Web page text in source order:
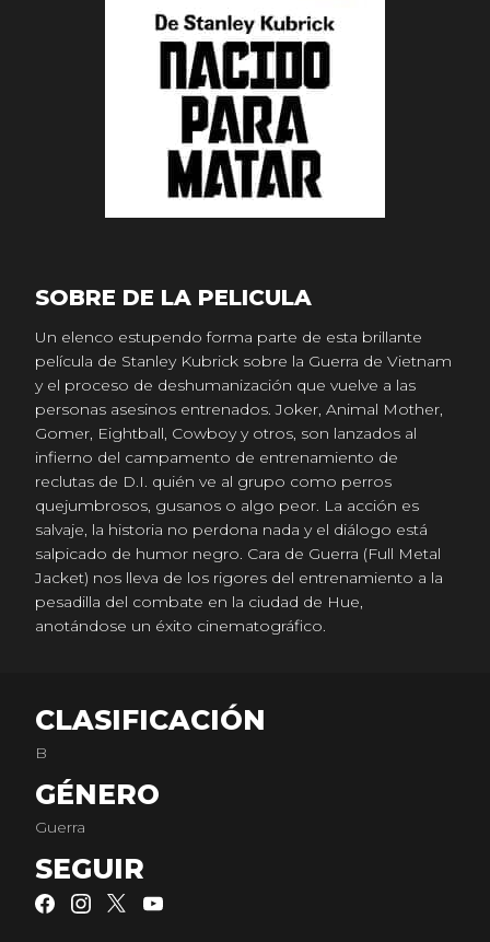
SOBRE DE LA PELICULA
Un elenco estupendo forma parte de esta brillante
película de Stanley Kubrick sobre la Guerra de Vietnam
y el proceso de deshumanización que vuelve a las
personas asesinos entrenados. Joker, Animal Mother,
Gomer, Eightball, Cowboy y otros, son lanzados al
infierno del campamento de entrenamiento de
reclutas de D.I. quién ve al grupo como perros
quejumbrosos, gusanos o algo peor. La acción es
salvaje, la historia no perdona nada y el diálogo está
salpicado de humor negro. Cara de Guerra (Full Metal
Jacket) nos lleva de los rigores del entrenamiento a la
pesadilla del combate en la ciudad de Hue,
anotándose un éxito cinematográfico.
CLASIFICACIÓN
B
GÉNERO
Guerra
SEGUIR